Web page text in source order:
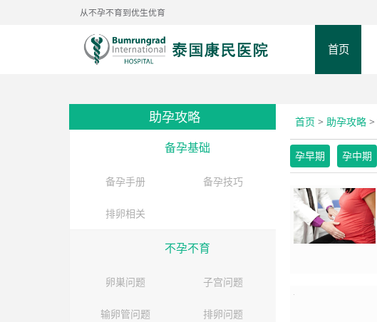
从不孕不育到优生优育
首页
助孕攻略
备孕基础
备孕手册 备孕技巧
排卵相关
不孕不育
卵巣问题 子宫问题
输卵管问题 排卵问题
首页 > 助孕攻略 >
孕早期 孕中期